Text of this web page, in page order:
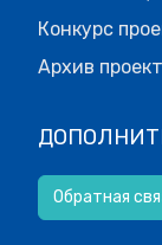
Конкурс
Архив
Обратная